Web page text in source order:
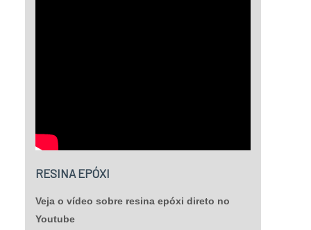
RESINA EPÓXI
Veja o vídeo sobre resina epóxi direto no
Youtube